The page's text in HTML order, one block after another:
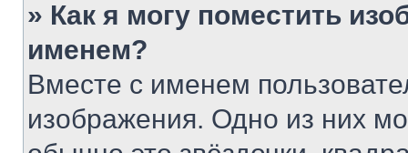
» Как я могу поместить
именем?
Вместе с именем
изображения. Одно из них